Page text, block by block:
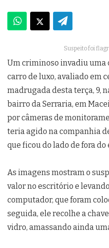
Suspeito foi
Um criminoso invadiu uma
carro de luxo, avaliado em
madrugada desta terça, 9,
bairro da Serraria, em
por câmeras de
teria agido na companhia
que ficou do lado de fora
As imagens mostram o
valor no escritório e
computador, que foram
seguida, ele recolhe a
vidro, amassando ainda